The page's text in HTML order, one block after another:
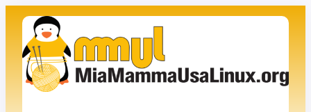
contenuto